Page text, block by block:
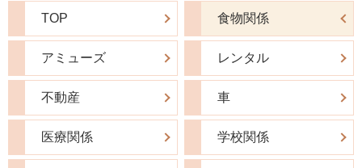
TOP
アミューズ
不動産
医療関係
食物関係
レンタル
車
学校関係